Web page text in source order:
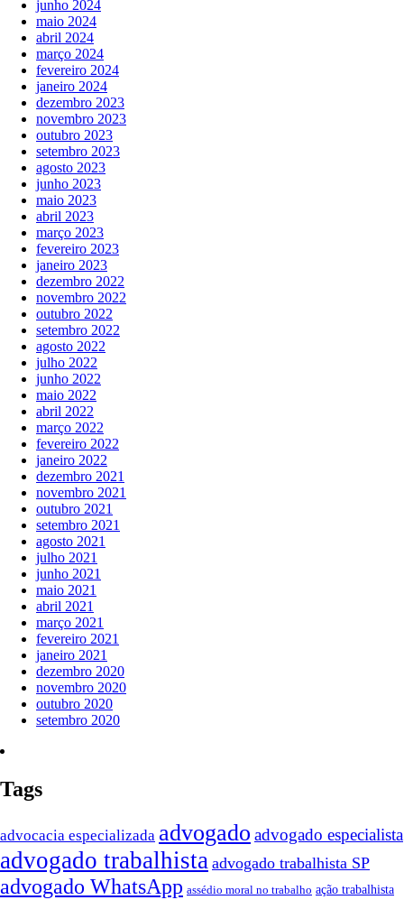
junho 2024
maio 2024
abril 2024
março 2024
fevereiro 2024
janeiro 2024
dezembro 2023
novembro 2023
outubro 2023
setembro 2023
agosto 2023
junho 2023
maio 2023
abril 2023
março 2023
fevereiro 2023
janeiro 2023
dezembro 2022
novembro 2022
outubro 2022
setembro 2022
agosto 2022
julho 2022
junho 2022
maio 2022
abril 2022
março 2022
fevereiro 2022
janeiro 2022
dezembro 2021
novembro 2021
outubro 2021
setembro 2021
agosto 2021
julho 2021
junho 2021
maio 2021
abril 2021
março 2021
fevereiro 2021
janeiro 2021
dezembro 2020
novembro 2020
outubro 2020
setembro 2020
Tags
advocacia especializada advogado advogado especialista
advogado trabalhista advogado trabalhista SP
advogado WhatsApp assédio moral no trabalho ação trabalhista